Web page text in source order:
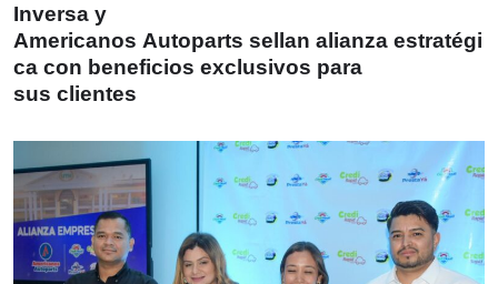
Inversa y
Americanos Autoparts sellan alianza estratégi
ca con beneficios exclusivos para
sus clientes